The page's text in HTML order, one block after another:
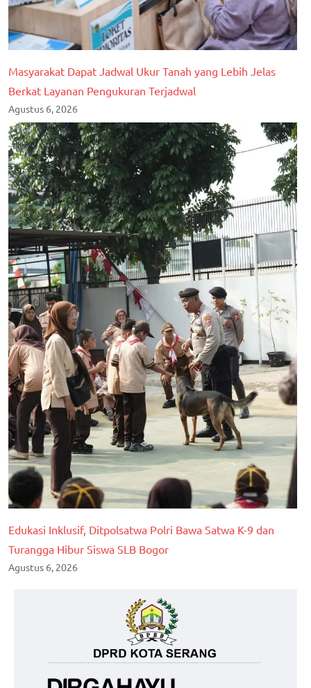
Masyarakat Dapat Jadwal Ukur Tanah yang Lebih Jelas
Berkat Layanan Pengukuran Terjadwal
Agustus 6, 2026
Edukasi Inklusif, Ditpolsatwa Polri Bawa Satwa K-9 dan
Turangga Hibur Siswa SLB Bogor
Agustus 6, 2026